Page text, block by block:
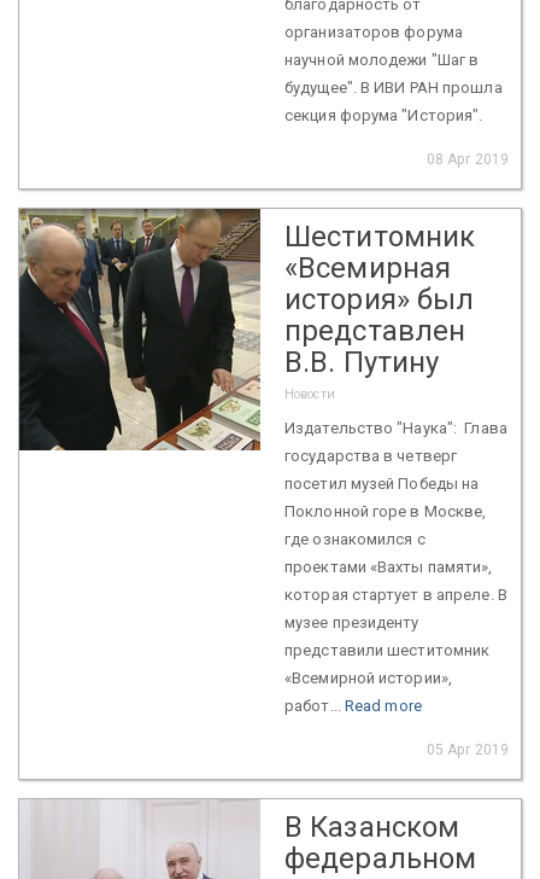
благодарность от
организаторов форума
научной молодежи "Шаг в
будущее". В ИВИ РАН прошла
секция форума "История".
08 Apr 2019
Шеститомник
«Всемирная
история» был
представлен
В.В. Путину
Новости
Издательство "Наука": Глава
государства в четверг
посетил музей Победы на
Поклонной горе в Москве,
где ознакомился с
проектами «Вахты памяти»,
которая стартует в апреле. В
музее президенту
представили шеститомник
«Всемирной истории»,
работ... Read more
05 Apr 2019
В Казанском
федеральном